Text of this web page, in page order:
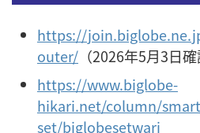
https://
outer/ （2026年5月3日確
https://www.biglobe-
hikari.net/column/
set/biglobesetwari